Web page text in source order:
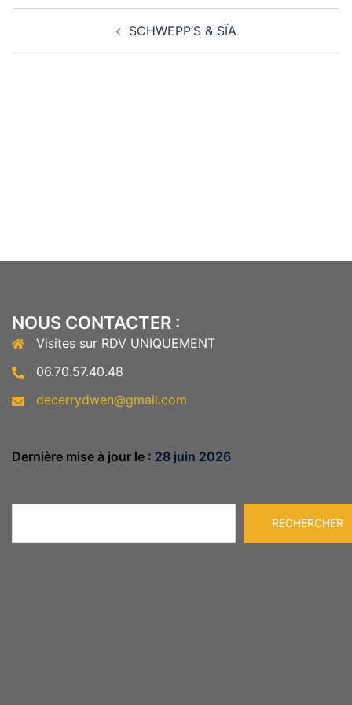
SCHWEPP’S & SÏA
NOUS CONTACTER :
Visites sur RDV UNIQUEMENT
06.70.57.40.48
decerrydwen@gmail.com
Dernière mise à jour le : 28 juin 2026
RECHERCHER